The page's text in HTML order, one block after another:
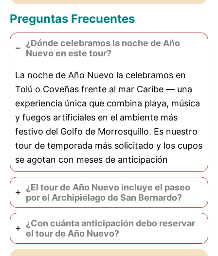
Preguntas Frecuentes
¿Dónde celebramos la noche de Año
Nuevo en este tour?
La noche de Año Nuevo la celebramos en
Tolú o Coveñas frente al mar Caribe — una
experiencia única que combina playa, música
y fuegos artificiales en el ambiente más
festivo del Golfo de Morrosquillo. Es nuestro
tour de temporada más solicitado y los cupos
se agotan con meses de anticipación
¿El tour de Año Nuevo incluye el paseo
por el Archipiélago de San Bernardo?
¿Con cuánta anticipación debo reservar
el tour de Año Nuevo?